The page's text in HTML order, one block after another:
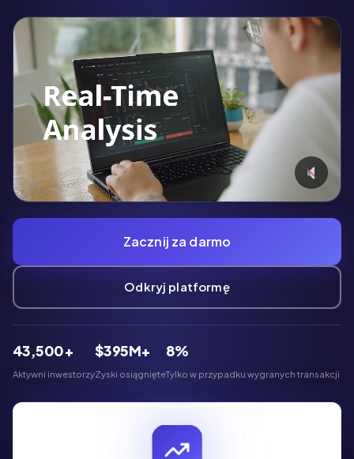
Zacznij za darmo
Odkryj platformę
43,500+
Aktywni inwestorzy
$395M+
Zyski osiągnięte
8%
Tylko w przypadku wygranych transakcji